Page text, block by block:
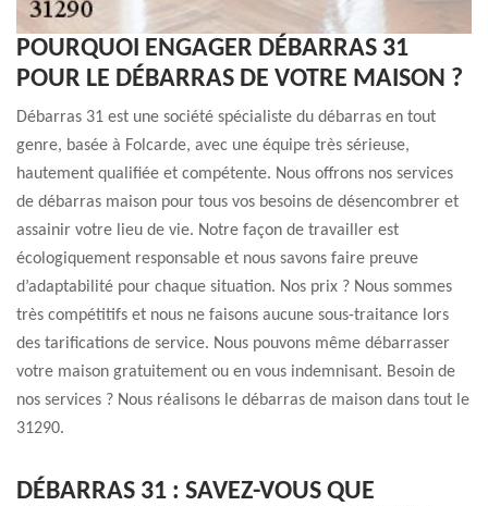
POURQUOI ENGAGER DÉBARRAS 31
POUR LE DÉBARRAS DE VOTRE MAISON ?
Débarras 31 est une société spécialiste du débarras en tout
genre, basée à Folcarde, avec une équipe très sérieuse,
hautement qualifiée et compétente. Nous offrons nos services
de débarras maison pour tous vos besoins de désencombrer et
assainir votre lieu de vie. Notre façon de travailler est
écologiquement responsable et nous savons faire preuve
d’adaptabilité pour chaque situation. Nos prix ? Nous sommes
très compétitifs et nous ne faisons aucune sous-traitance lors
des tarifications de service. Nous pouvons même débarrasser
votre maison gratuitement ou en vous indemnisant. Besoin de
nos services ? Nous réalisons le débarras de maison dans tout le
31290.
DÉBARRAS 31 : SAVEZ-VOUS QUE